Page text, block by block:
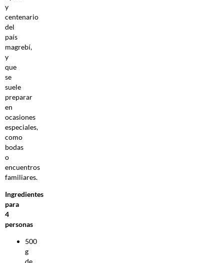
y
centenario
del
país
magrebí,
y
que
se
suele
preparar
en
ocasiones
especiales,
como
bodas
o
encuentros
familiares.
Ingredientes
para
4
personas
500
g